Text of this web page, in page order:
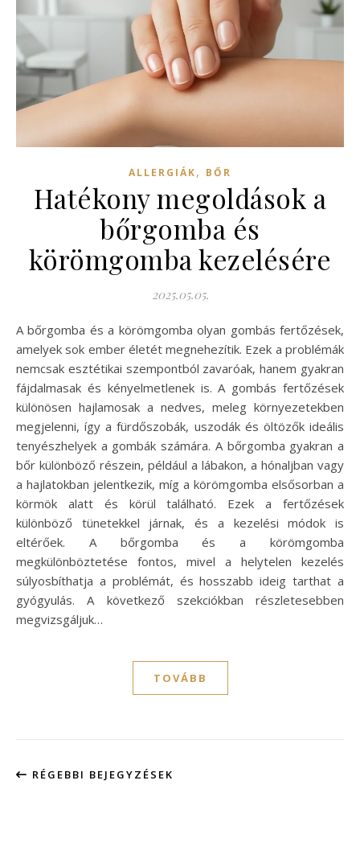
ALLERGIÁK, BŐR
Hatékony megoldások a
bőrgomba és
körömgomba kezelésére
2025.05.05.
A bőrgomba és a körömgomba olyan gombás fertőzések,
amelyek sok ember életét megnehezítik. Ezek a problémák
nemcsak esztétikai szempontból zavaróak, hanem gyakran
fájdalmasak és kényelmetlenek is. A gombás fertőzések
különösen hajlamosak a nedves, meleg környezetekben
megjelenni, így a fürdőszobák, uszodák és öltözők ideális
tenyészhelyek a gombák számára. A bőrgomba gyakran a
bőr különböző részein, például a lábakon, a hónaljban vagy
a hajlatokban jelentkezik, míg a körömgomba elsősorban a
körmök alatt és körül található. Ezek a fertőzések
különböző tünetekkel járnak, és a kezelési módok is
eltérőek. A bőrgomba és a körömgomba
megkülönböztetése fontos, mivel a helytelen kezelés
súlyosbíthatja a problémát, és hosszabb ideig tarthat a
gyógyulás. A következő szekciókban részletesebben
megvizsgáljuk…
TOVÁBB
RÉGEBBI BEJEGYZÉSEK